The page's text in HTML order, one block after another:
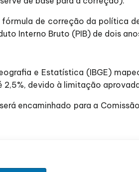
de correção da política
Interno Bruto (PIB) de dois
e Estatística (IBGE)
2,5%, devido à limitação
encaminhado para a